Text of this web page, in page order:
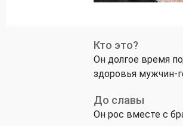
Кто это?
Он долгое время
здоровья мужчин-
До славы
Он рос вместе с